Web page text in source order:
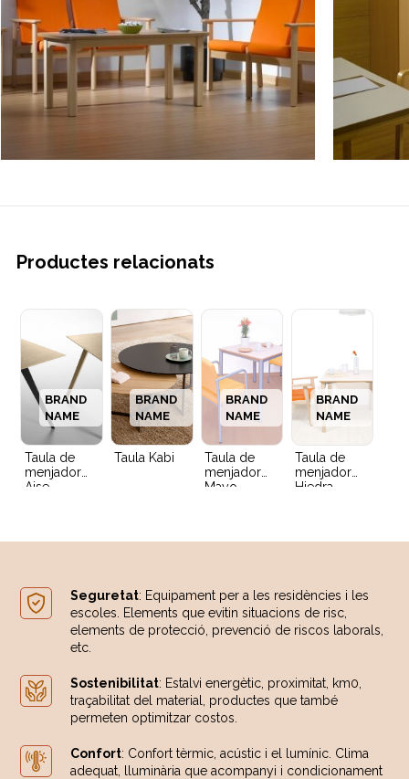
Productes relacionats
Taula de
menjador
Aise
BRAND
NAME
Taula Kabi
BRAND
NAME
Taula de
menjador
Mayo
BRAND
NAME
Taula de
menjador
Hiedra
BRAND
NAME
Seguretat: Equipament per a les residències i les
escoles. Elements que evitin situacions de risc,
elements de protecció, prevenció de riscos laborals,
etc.
Sostenibilitat: Estalvi energètic, proximitat, km0,
traçabilitat del material, productes que també
permeten optimitzar costos.
Confort: Confort tèrmic, acústic i el lumínic. Clima
adequat, lluminària que acompanyi i condicionament